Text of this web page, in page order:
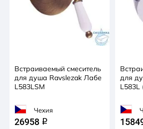
Встраиваемый смеситель
для душа Ravslezak Лабе
L583LSM
Чехия
26958 q
для
L583L